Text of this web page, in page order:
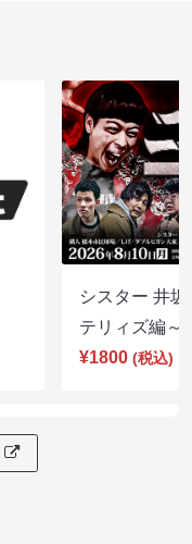
シスター 井
テリィズ編
¥1800 (税込)